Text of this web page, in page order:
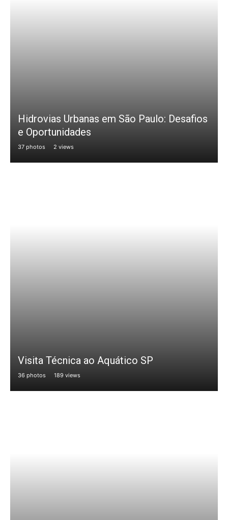
Hidrovias Urbanas em São Paulo: Desafios
e Oportunidades
37 photos 2 views
Visita Técnica ao Aquático SP
36 photos 189 views